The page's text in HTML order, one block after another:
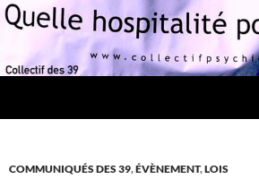
COMMUNIQUÉS DES 39,ÉVÈNEMENT,LOIS